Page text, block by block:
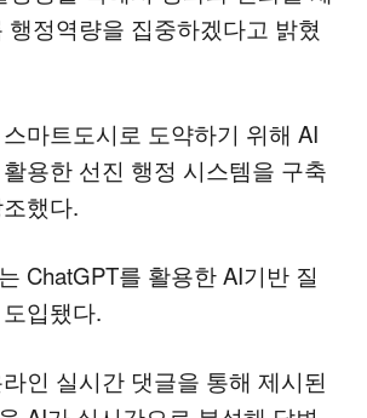
행정역량을 집중하겠다고 밝혔
마트도시로 도약하기 위해 AI
용한 선진 행정 시스템을 구축
했다.
ChatGPT를 활용한 AI기반 질
입됐다.
인 실시간 댓글을 통해 제시된